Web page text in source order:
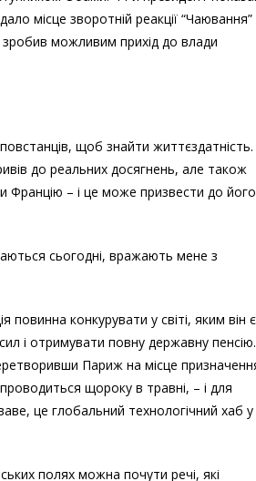
місце зворотній реакції “Чаювання”
можливим прихід до влади
щоб знайти життєздатність.
до реальних досягнень, але також
Францію – і це може призвести до його
сьогодні, вражають мене з
конкурувати у світі, яким він є
і отримувати повну державну пенсію.
Париж на місце
щороку в травні, – і для
це глобальний технологічний хаб у
полях можна почути речі, які